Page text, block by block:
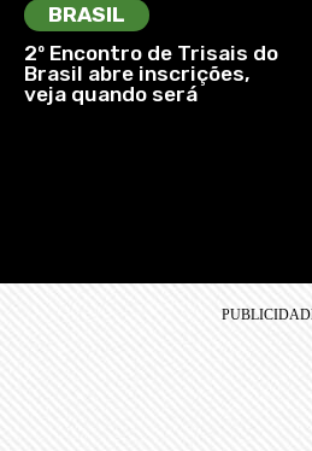
BRASIL
2º Encontro de Trisais do
Brasil abre inscrições,
veja quando será